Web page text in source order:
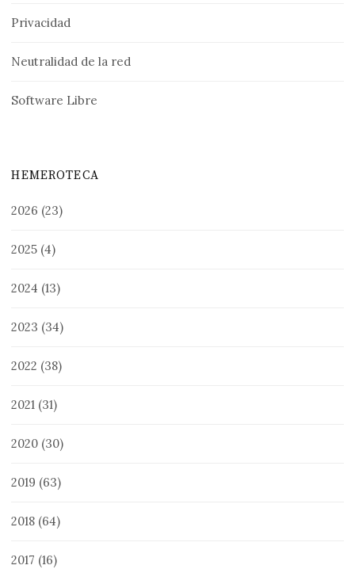
Privacidad
Neutralidad de la red
Software Libre
HEMEROTECA
2026 (23)
2025 (4)
2024 (13)
2023 (34)
2022 (38)
2021 (31)
2020 (30)
2019 (63)
2018 (64)
2017 (16)